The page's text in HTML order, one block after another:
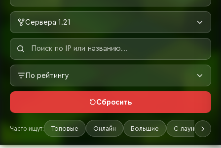
Сервера 1.21
По рейтингу
Сбросить
Часто ищут: Топовые Онлайн Большие С лаунчером